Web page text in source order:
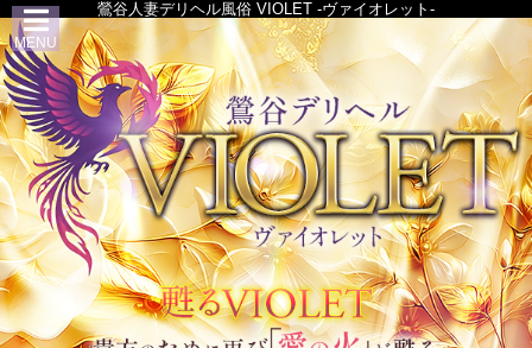
鶯谷人妻デリヘル風俗 VIOLET -ヴァイオレット-
MENU